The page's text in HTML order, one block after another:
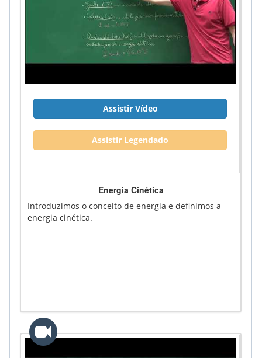
Assistir Vídeo
Assistir Legendado
Energia Cinética
Introduzimos o conceito de energia e definimos a
energia cinética.